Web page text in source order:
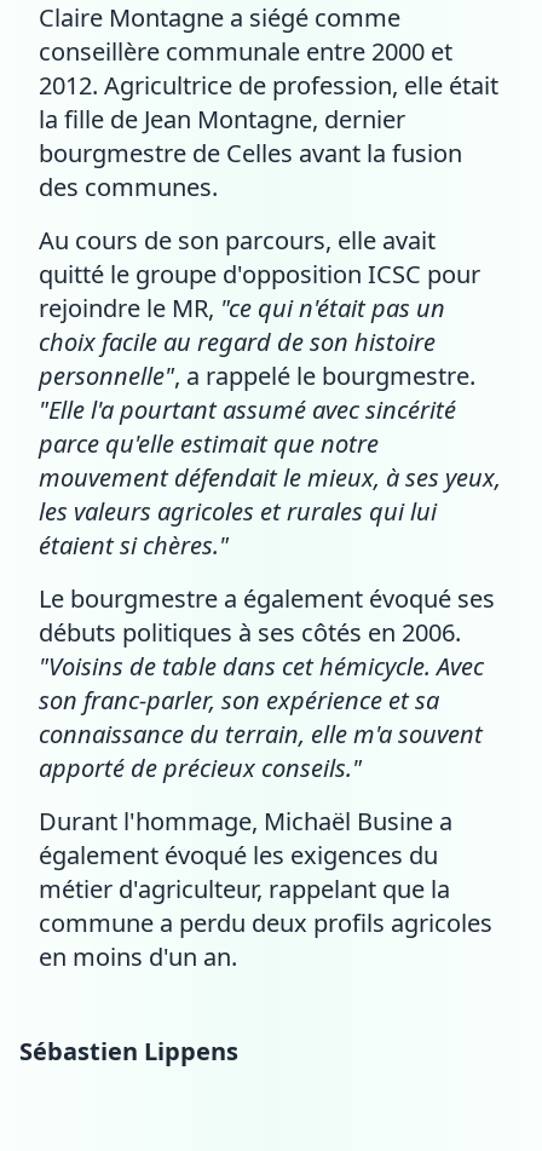
Claire Montagne a siégé comme
conseillère communale entre 2000 et
2012. Agricultrice de profession, elle était
la fille de Jean Montagne, dernier
bourgmestre de Celles avant la fusion
des communes.
Au cours de son parcours, elle avait
quitté le groupe d'opposition ICSC pour
rejoindre le MR, "ce qui n'était pas un
choix facile au regard de son histoire
personnelle", a rappelé le bourgmestre.
"Elle l'a pourtant assumé avec sincérité
parce qu'elle estimait que notre
mouvement défendait le mieux, à ses yeux,
les valeurs agricoles et rurales qui lui
étaient si chères."
Le bourgmestre a également évoqué ses
débuts politiques à ses côtés en 2006.
"Voisins de table dans cet hémicycle. Avec
son franc-parler, son expérience et sa
connaissance du terrain, elle m'a souvent
apporté de précieux conseils."
Durant l'hommage, Michaël Busine a
également évoqué les exigences du
métier d'agriculteur, rappelant que la
commune a perdu deux profils agricoles
en moins d'un an.
Sébastien Lippens